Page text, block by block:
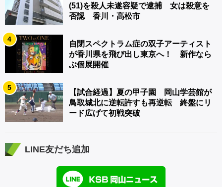
(51)を殺人未遂容疑で逮捕 女は殺意を
否認 香川・高松市
4
自閉スペクトラム症の双子アーティスト
が香川県を飛び出し東京へ！ 新作なら
ぶ個展開催
5
【試合経過】夏の甲子園 岡山学芸館が
鳥取城北に逆転許すも再逆転 終盤にリ
ード広げて初戦突破
LINE友だち追加